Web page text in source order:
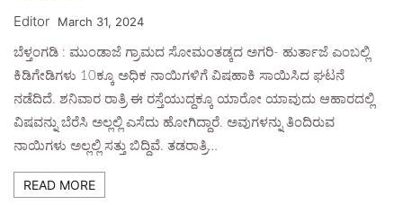
Editor March 31, 2024
ಬೆಳ್ತಂಗಡಿ : ಮುಂಡಾಜೆ ಗ್ರಾಮದ ಸೋಮಂತಡ್ಕದ ಅಗರಿ- ಹುರ್ತಾಜೆ ಎಂಬಲ್ಲಿ
ಕಿಡಿಗೇಡಿಗಳು 10ಕ್ಕೂ ಅಧಿಕ ನಾಯಿಗಳಿಗೆ ವಿಷಹಾಕಿ ಸಾಯಿಸಿದ ಘಟನೆ
ನಡೆದಿದೆ. ಶನಿವಾರ ರಾತ್ರಿ ಈ ರಸ್ತೆಯುದ್ದಕ್ಕೂ ಯಾರೋ ಯಾವುದು ಆಹಾರದಲ್ಲಿ
ವಿಷವನ್ನು ಬೆರೆಸಿ ಅಲ್ಲಲ್ಲಿ ಎಸೆದು ಹೋಗಿದ್ದಾರೆ. ಅವುಗಳನ್ನು ತಿಂದಿರುವ
ನಾಯಿಗಳು ಅಲ್ಲಲ್ಲಿ ಸತ್ತು ಬಿದ್ದಿವೆ. ತಡರಾತ್ರಿ…
READ MORE